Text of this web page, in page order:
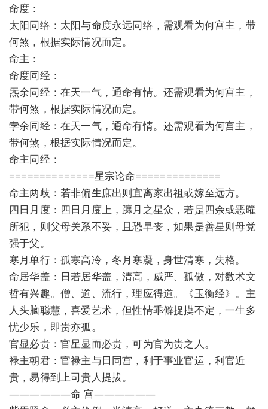
命度：
太阳同络：太阳与命度永远同络，需观看为何宫主，带
何煞，根据实际情况而定。
命主：
命度同经：
炁余同经：在天一气，通命有情。还需观看为何宫主，
带何煞，根据实际情况而定。
孛余同经：在天一气，通命有情。还需观看为何宫主，
带何煞，根据实际情况而定。
命主同经：
==============星宗论命==============
命主两歧：若非偏生庶出则宜离家出祖或嫁至远方。
四日月度：四日月度上，躔月之星众，若是四余或恶曜
所犯，则父母关系不妥，且恐早丧，如果是善星则母党
强于父。
寒月单行：孤寒高冷，冬月寒凝，身世清寒，失格。
命居华盖：日若居华盖，清高，威严、孤傲，对数术文
哲有兴趣。僧、道、流行，理应得道。《玉衡经》。主
人头脑聪慧，喜爱艺术，但性情乖僻捉摸不定，一生多
忧少乐，即贵亦孤。
官显必贵：官星显而必贵，可为官为贵之人。
禄主朝君：官禄主与日同宫，利于事业官运，利官近
贵，易得到上司贵人提拔。
——————命 宫——————